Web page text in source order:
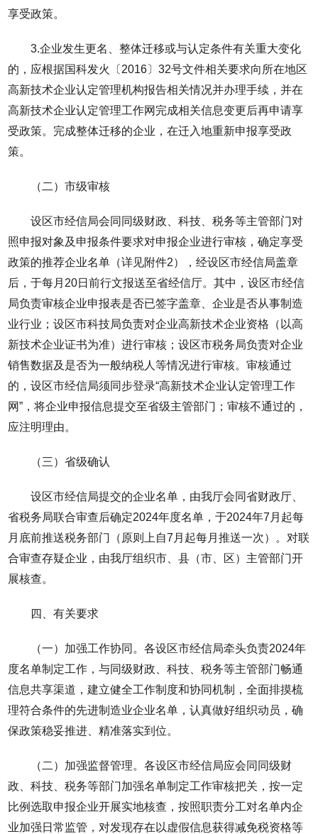
享受政策。
3.企业发生更名、整体迁移或与认定条件有关重大变化
的，应根据国科发火〔2016〕32号文件相关要求向所在地区
高新技术企业认定管理机构报告相关情况并办理手续，并在
高新技术企业认定管理工作网完成相关信息变更后再申请享
受政策。完成整体迁移的企业，在迁入地重新申报享受政
策。
（二）市级审核
设区市经信局会同同级财政、科技、税务等主管部门对
照申报对象及申报条件要求对申报企业进行审核，确定享受
政策的推荐企业名单（详见附件2），经设区市经信局盖章
后，于每月20日前行文报送至省经信厅。其中，设区市经信
局负责审核企业申报表是否已签字盖章、企业是否从事制造
业行业；设区市科技局负责对企业高新技术企业资格（以高
新技术企业证书为准）进行审核；设区市税务局负责对企业
销售数据及是否为一般纳税人等情况进行审核。审核通过
的，设区市经信局须同步登录“高新技术企业认定管理工作
网”，将企业申报信息提交至省级主管部门；审核不通过的，
应注明理由。
（三）省级确认
设区市经信局提交的企业名单，由我厅会同省财政厅、
省税务局联合审查后确定2024年度名单，于2024年7月起每
月底前推送税务部门（原则上自7月起每月推送一次）。对联
合审查存疑企业，由我厅组织市、县（市、区）主管部门开
展核查。
四、有关要求
（一）加强工作协同。各设区市经信局牵头负责2024年
度名单制定工作，与同级财政、科技、税务等主管部门畅通
信息共享渠道，建立健全工作制度和协同机制，全面排摸梳
理符合条件的先进制造业企业名单，认真做好组织动员，确
保政策稳妥推进、精准落实到位。
（二）加强监督管理。各设区市经信局应会同同级财
政、科技、税务等部门加强名单制定工作审核把关，按一定
比例选取申报企业开展实地核查，按照职责分工对名单内企
业加强日常监管，对发现存在以虚假信息获得减免税资格等